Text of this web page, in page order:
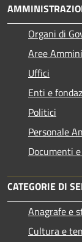
Organi di
Aree
Uffici
Enti e
Politici
Personale
Documenti
CATEGORIE DI
Anagrafe e
Cultura e